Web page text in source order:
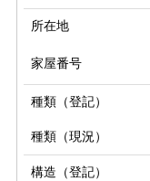
所在地
家屋番号
種類（登記）
種類（現況）
構造（登記）